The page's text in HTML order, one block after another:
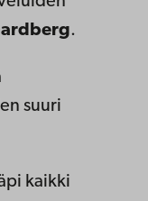
.
suuri
kaikki